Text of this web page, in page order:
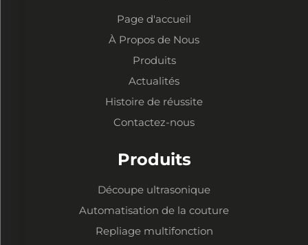
Page d'accueil
À Propos de Nous
Produits
Actualités
Histoire de réussite
Contactez-nous
Produits
Découpe ultrasonique
Automatisation de la couture
Repliage multifonction